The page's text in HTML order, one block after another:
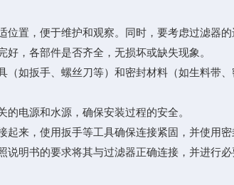
，便于维护和观察。同时，要考虑过滤器的
，各部件是否齐全，无损坏或缺失现象。
扳手、螺丝刀等）和密封材料（如生料带、
电源和水源，确保安装过程的安全。
，使用扳手等工具确保连接紧固，并使用密
书的要求将其与过滤器正确连接，并进行必